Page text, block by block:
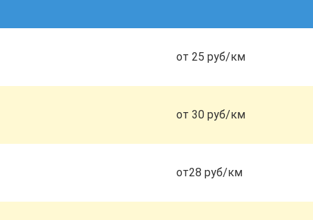
от 25 руб/км
от 30 руб/км
от28 руб/км